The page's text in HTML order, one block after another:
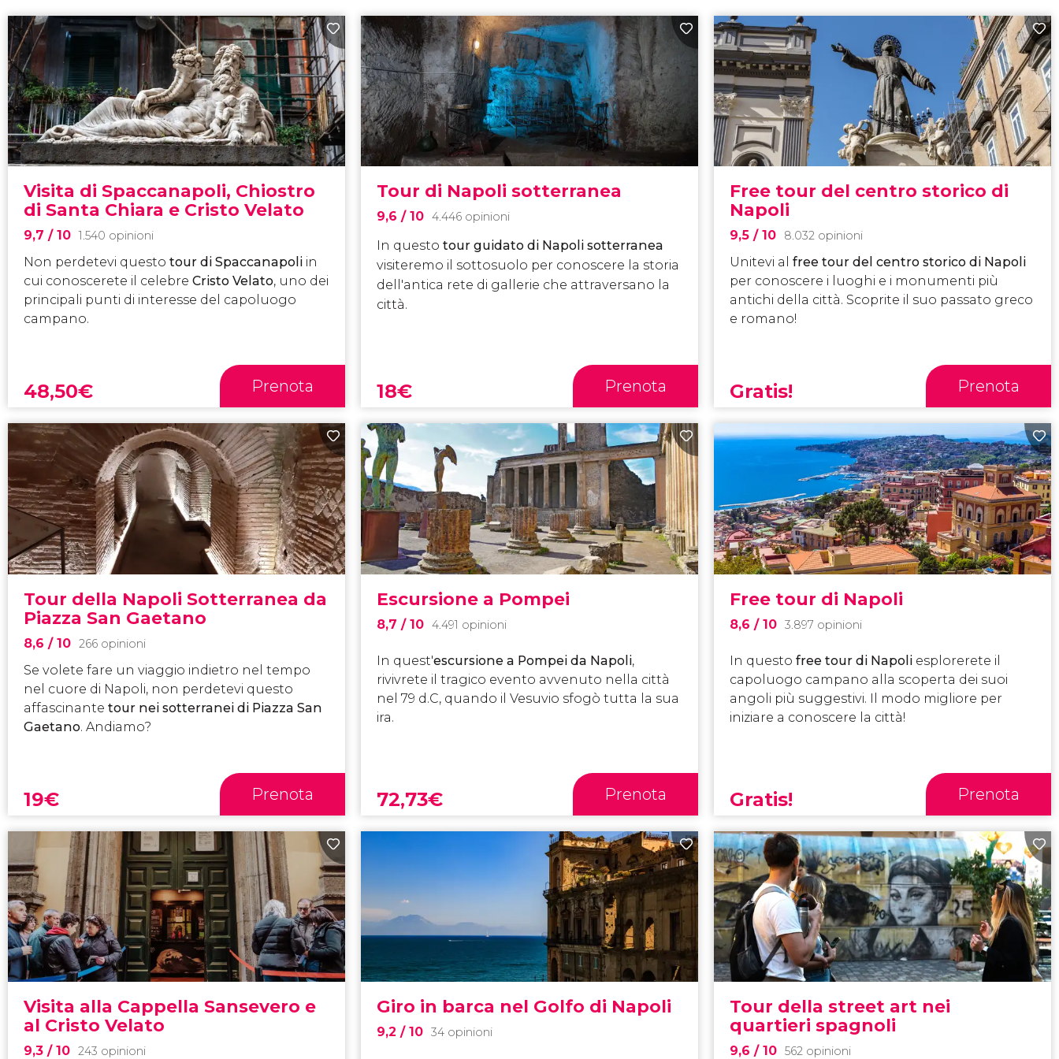
Visita di Spaccanapoli, Chiostro
di Santa Chiara e Cristo Velato
9,7/ 10 1.540 opinioni
Non perdetevi questotour di Spaccanapoli in
cui conoscerete il celebreCristo Velato, uno dei
principali punti di interesse del capoluogo
campano.
48,50€ Prenota
Tour di Napoli sotterranea
9,6 / 10 4.446 opinioni
In questo tour guidato di Napoli sotterranea
visiteremo il sottosuolo per conoscere la storia
dell'antica rete di gallerie che attraversano la
città.
18€ Prenota
Free tour del centro storico di
Napoli
9,5 / 10 8.032 opinioni
Unitevi al free tour del centro storico di Napoli
per conoscere i luoghi e i monumenti più
antichi della città. Scoprite il suo passato greco
e romano!
Gratis! Prenota
Tour della Napoli Sotterranea da
Piazza San Gaetano
8,6/ 10 266 opinioni
Se volete fare un viaggio indietro nel tempo
nel cuore di Napoli, non perdetevi questo
affascinantetour nei sotterranei di Piazza San
Gaetano. Andiamo?
19€ Prenota
Escursione a Pompei
8,7 / 10 4.491 opinioni
In quest'escursione a Pompei da Napoli,
rivivrete il tragico evento avvenuto nella città
nel 79 d.C, quando il Vesuvio sfogò tutta la sua
ira.
72,73€ Prenota
Free tour di Napoli
8,6 / 10 3.897 opinioni
In questo free tour di Napoli esplorerete il
capoluogo campano alla scoperta dei suoi
angoli più suggestivi. Il modo migliore per
iniziare a conoscere la città!
Gratis! Prenota
Visita alla Cappella Sansevero e
al Cristo Velato
9,3/ 10 243 opinioni
Giro in barca nel Golfo di Napoli
9,2 / 10 34 opinioni
Tour della street art nei
quartieri spagnoli
9,6 / 10 562 opinioni